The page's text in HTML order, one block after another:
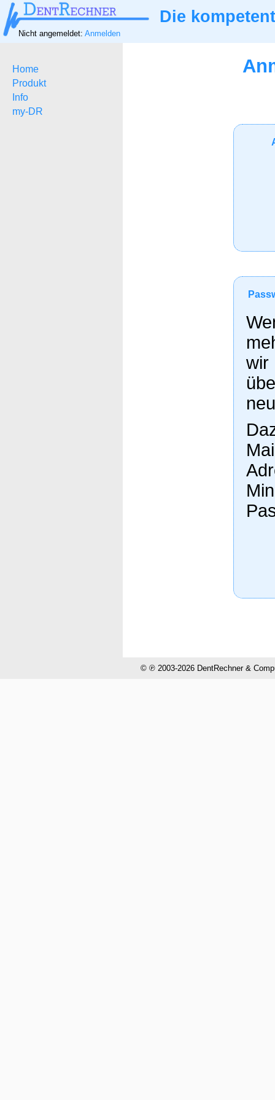
Die
Nicht angemeldet: Anmelden
Home
Produkt
Info
my-DR
wir
© ℗ 2003-2026 DentRechner &